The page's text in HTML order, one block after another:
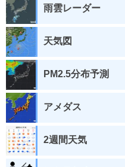
雨雲レーダー
天気図
PM2.5分布予測
アメダス
2週間天気